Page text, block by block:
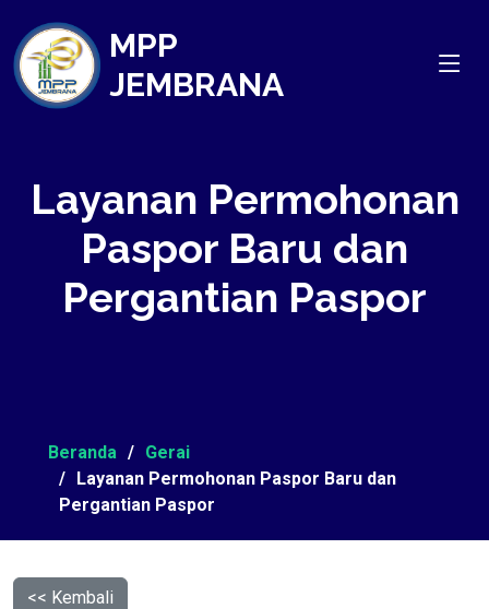
MPP
JEMBRANA
Layanan Permohonan
Paspor Baru dan
Pergantian Paspor
Beranda
Gerai
Layanan Permohonan Paspor Baru dan
Pergantian Paspor
<< Kembali